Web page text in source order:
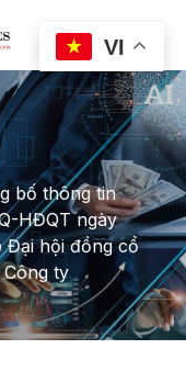
bố thông tin
HĐQT ngày
Đại hội đồng cổ
ty
VI